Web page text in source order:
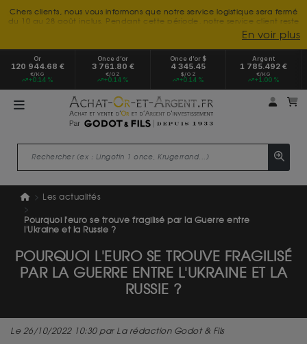
Chers clients, nous vous informons que notre service logistique sera fermé
du 10 au 28 août inclus. Pendant cette période, notre service client reste
à votre disposition tout l'été. Vous pouvez nous joindre du lundi au
vendredi, de 9h30 à 18h, pour toute demande d'information.
Nous vous remercions de votre compréhension et vous souhaitons un
excellent été.
En voir plus
Or
120 944.68 €
€/KG
+0.14 %
Once d’or
3 761.80 €
€/OZ
+0.14 %
Once d’or $
4 345.45
$/OZ
+0.14 %
Argent
1 785.492 €
€/KG
+1.00 %
Mon
Les actualités
Pourquoi l'euro se trouve fragilisé par la Guerre entre
l'Ukraine et la Russie ?
POURQUOI L'EURO SE TROUVE FRAGILISÉ
PAR LA GUERRE ENTRE L'UKRAINE ET LA
RUSSIE ?
Le 26/10/2022 10:30 par La rédaction Godot & Fils